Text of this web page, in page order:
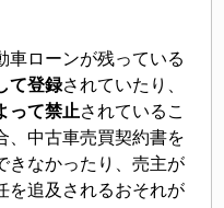
車ローンが残っている
て登録されていたり、
って禁止されているこ
、中古車売買契約書を
きなかったり、売主が
を追及されるおそれが